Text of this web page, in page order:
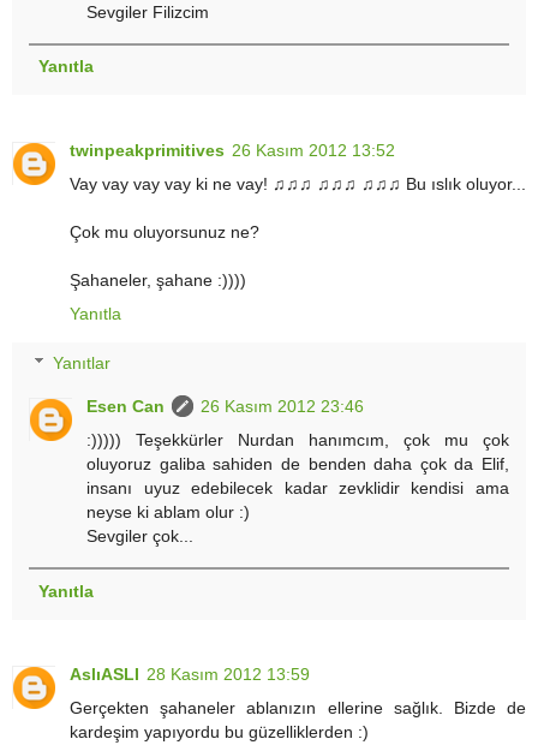
Sevgiler Filizcim
Yanıtla
twinpeakprimitives 26 Kasım 2012 13:52
Vay vay vay vay ki ne vay! ♫♫♫ ♫♫♫ ♫♫♫ Bu ıslık oluyor...
Çok mu oluyorsunuz ne?
Şahaneler, şahane :))))
Yanıtla
Yanıtlar
Esen Can
26 Kasım 2012 23:46
:))))) Teşekkürler Nurdan hanımcım, çok mu çok
oluyoruz galiba sahiden de benden daha çok da Elif,
insanı uyuz edebilecek kadar zevklidir kendisi ama
neyse ki ablam olur :)
Sevgiler çok...
Yanıtla
AslıASLI 28 Kasım 2012 13:59
Gerçekten şahaneler ablanızın ellerine sağlık. Bizde de
kardeşim yapıyordu bu güzelliklerden :)